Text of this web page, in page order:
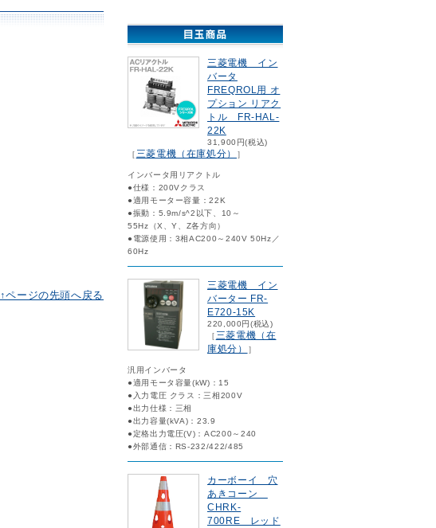
↑ページの先頭へ戻る
三菱電機 イン
バータ
FREQROL用 オ
プション リアク
トル FR-HAL-
22K
31,900円(税込)
［三菱電機（在庫処分） ］
インバータ用リアクトル
●仕様：200Vクラス
●適用モーター容量：22K
●振動：5.9m/s^2以下、10～
55Hz（X、Y、Z各方向）
●電源使用：3相AC200～240V 50Hz／
60Hz
三菱電機 イン
バーター FR-
E720-15K
220,000円(税込)
［三菱電機（在
庫処分）
］
汎用インバータ
●適用モータ容量(kW)：15
●入力電圧 クラス：三相200V
●出力仕様：三相
●出力容量(kVA)：23.9
●定格出力電圧(V)：AC200～240
●外部通信：RS-232/422/485
カーボーイ 穴
あきコーン
CHRK-
700RE レッド